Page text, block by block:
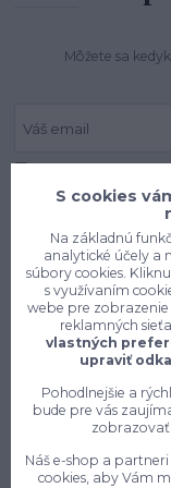
Môžete sa
Konečne
S cookies
Na základnú
analytické účely a
súbory cookies.
s využívaním
webe pre zobrazenie
reklamných
vlastných
upraviť
Pohodlnejšie a
bude pre vás
zobrazovať
Náš e-shop a
cookies, aby Vám